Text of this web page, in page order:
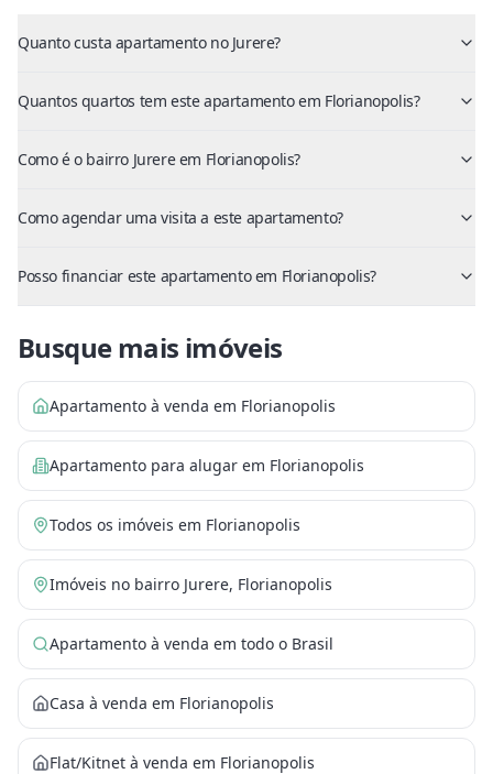
Quanto custa apartamento no Jurere?
Quantos quartos tem este apartamento em Florianopolis?
Como é o bairro Jurere em Florianopolis?
Como agendar uma visita a este apartamento?
Posso financiar este apartamento em Florianopolis?
Busque mais imóveis
Apartamento à venda em Florianopolis
Apartamento para alugar em Florianopolis
Todos os imóveis em Florianopolis
Imóveis no bairro Jurere, Florianopolis
Apartamento à venda em todo o Brasil
Casa à venda em Florianopolis
Flat/Kitnet à venda em Florianopolis